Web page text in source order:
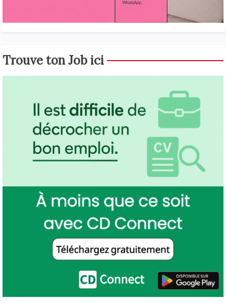
Trouve ton Job ici